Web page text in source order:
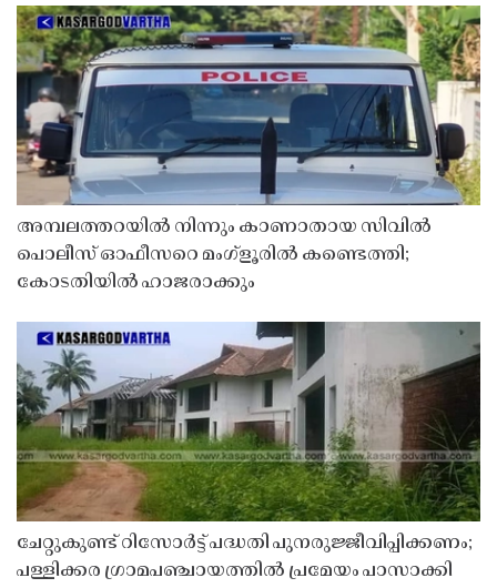
അമ്പലത്തറയിൽ നിന്നും കാണാതായ സിവിൽ
പൊലീസ് ഓഫീസറെ മംഗ്ളൂരിൽ കണ്ടെത്തി;
കോടതിയിൽ ഹാജരാക്കും
ചേറ്റുകുണ്ട് റിസോർട്ട് പദ്ധതി പുനരുജ്ജീവിപ്പിക്കണം;
പള്ളിക്കര ഗ്രാമപഞ്ചായത്തിൽ പ്രമേയം പാസാക്കി